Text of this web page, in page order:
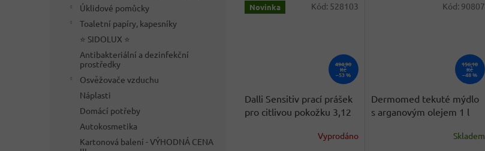
Úklidové pomůcky
Toaletní papíry, kapesníky
⭐ SIDOLUX ⭐
Antibakteriální a dezinfekční
prostředky
Osvěžovače vzduchu
Náplasti
Domácí potřeby
Autokosmetika
Kartonová balení - VÝHODNÁ CENA
Novinka
494,90
Kč
–53 %
Dalli Sensitiv prací prášek
pro citlivou pokožku 3,12
Vyprodáno
Kód: 528103
156,10
Kč
–48 %
Dermomed tekuté mýdlo
s arganovým olejem 1 l
Skladem
Kód: 90807